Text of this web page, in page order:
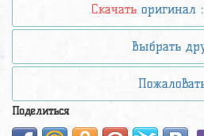
Скачать оригинал :
Выбрать
Поделиться